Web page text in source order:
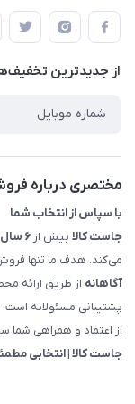
سمت چپ
هماهنگی"
حساب کاربری
تماس با ما
راهنما
پرسش های شما
شرایط و ضوابط گارانتی
روش های بازگرداندن کالا
از جدید‌ترین
مختصری درباره
با سپاس از انتخاب شما
جاست کالا بیش از ۶ سال است
می‌کند. هدف ما تنها
آگاهانه از طریق ارائه
پشتیبانی مسئولانه است.
از اعتماد و همراهی شما
جاست کالا | انتخابی